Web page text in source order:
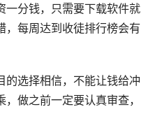
一分钱，只需要下载软件就
，每周达到收徒排行榜会有
的选择相信，不能让钱给冲
做之前一定要认真审查，